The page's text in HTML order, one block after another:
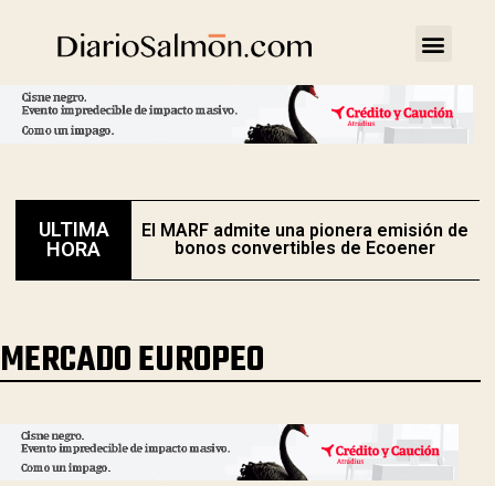
ULTIMA
HORA
El MARF admite una pionera emisión de
bonos convertibles de Ecoener
MERCADO EUROPEO